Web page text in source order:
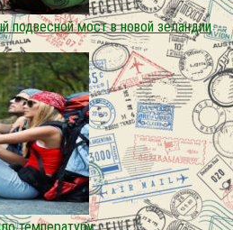
подвесной мост в новой зеландии